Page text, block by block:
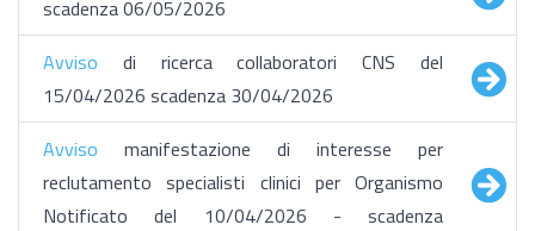
scadenza 06/05/2026
Avviso di ricerca collaboratori CNS del
15/04/2026 scadenza 30/04/2026
Avviso manifestazione di interesse per
reclutamento specialisti clinici per Organismo
Notificato del 10/04/2026 - scadenza